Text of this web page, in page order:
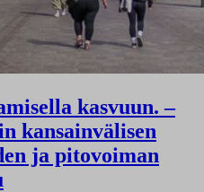
kasvuun. –
kansainvälisen
ja pitovoiman